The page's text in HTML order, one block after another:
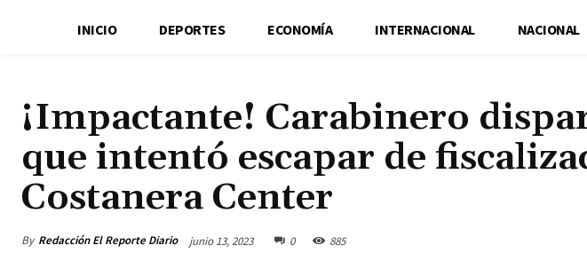
INICIO DEPORTES ECONOMÍA INTERNACIONAL NACIONAL
¡Impactante! Carabinero
que intentó escapar de
Costanera Center
By Redacción El Reporte Diario junio 13, 2023 0 885